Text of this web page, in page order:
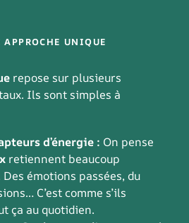
UNIQUE
repose sur plusieurs
Ils sont simples à
d’énergie : On pense
retiennent beaucoup
émotions passées, du
C’est comme s’ils
ça au quotidien.